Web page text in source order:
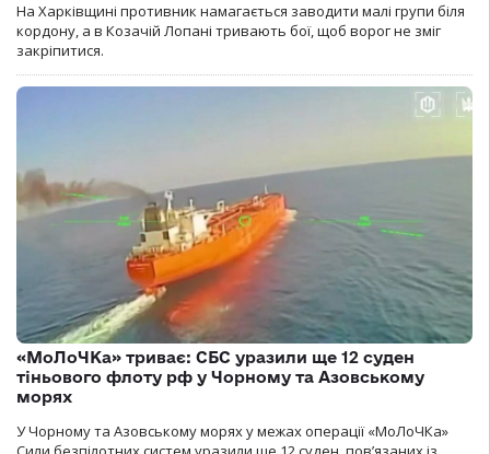
На Харківщині противник намагається заводити малі групи біля
кордону, а в Козачій Лопані тривають бої, щоб ворог не зміг
закріпитися.
«МоЛоЧКа» триває: СБС уразили ще 12 суден
тіньового флоту рф у Чорному та Азовському
морях
У Чорному та Азовському морях у межах операції «МоЛоЧКа»